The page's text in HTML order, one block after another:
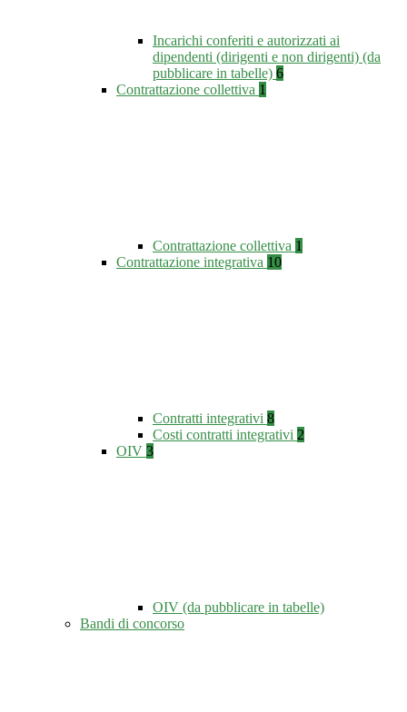
Incarichi conferiti e autorizzati ai
dipendenti (dirigenti e non dirigenti) (da
pubblicare in tabelle) 6
Contrattazione collettiva 1
Contrattazione collettiva 1
Contrattazione integrativa 10
Contratti integrativi 8
Costi contratti integrativi 2
OIV 3
OIV (da pubblicare in tabelle)
Bandi di concorso